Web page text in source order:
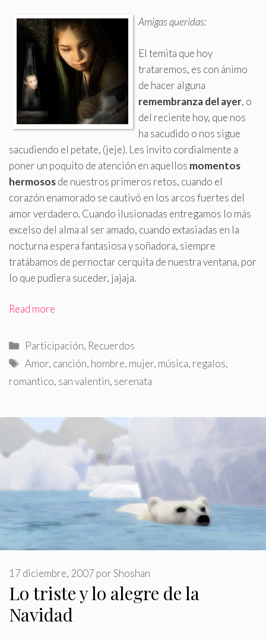
Amigas queridas:
El temita que hoy
trataremos, es con ánimo
de hacer alguna
remembranza del ayer, o
del reciente hoy, que nos
ha sacudido o nos sigue
sacudiendo el petate, (jeje). Les invito cordialmente a
poner un poquito de atención en aquellos momentos
hermososde nuestros primeros retos, cuando el
corazón enamorado se cautivó en los arcos fuertes del
amor verdadero. Cuando ilusionadas entregamos lo más
excelso del alma al ser amado, cuando extasiadas en la
nocturna espera fantasiosa y soñadora, siempre
tratábamos de pernoctar cerquita de nuestra ventana, por
lo que pudiera suceder, jajaja.
Read more
Categorías
Participación, Recuerdos
Etiquetas
Amor, canción, hombre, mujer, música, regalos,
romantico, san valentin, serenata
Lo triste y lo alegre de la
Navidad
17 diciembre, 2007 porShoshan